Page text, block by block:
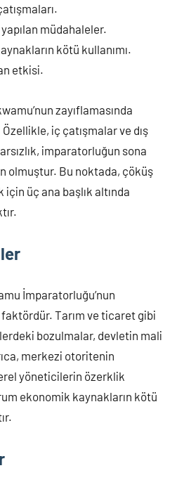
müdahaleler.
kötü kullanımı.
etkisi.
zayıflamasında
iç çatışmalar ve dış
imparatorluğun sona
olmuştur. Bu noktada, çöküş
üç ana başlık altında
İmparatorluğu’nun
Tarım ve ticaret gibi
bozulmalar, devletin mali
merkezi otoritenin
yöneticilerin özerklik
ekonomik kaynakların kötü